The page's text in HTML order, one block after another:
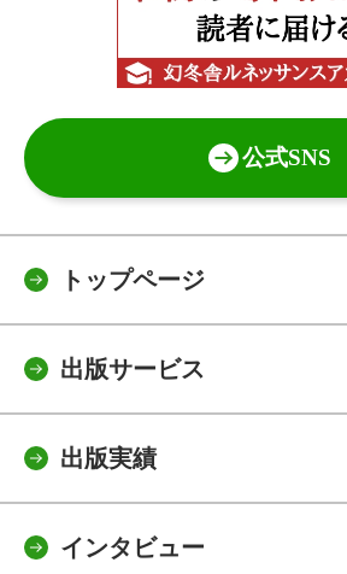
公式SNS
トップページ
出版サービス
出版実績
インタビュー